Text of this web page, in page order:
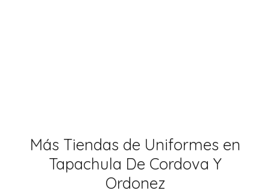
Más Tiendas de Uniformes en
Tapachula De Cordova Y
Ordonez